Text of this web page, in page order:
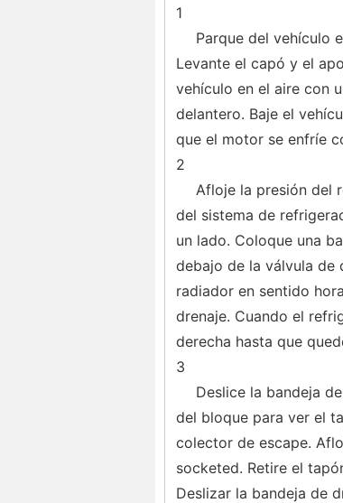
1
Parque del vehículo
Levante el capó y el
vehículo en el aire con
delantero. Baje el
que el motor se enfríe
2
Afloje la presión del
del sistema de
un lado. Coloque una
debajo de la válvula de
radiador en sentido
drenaje. Cuando el
derecha hasta que
3
Deslice la bandeja
del bloque para ver el
colector de escape.
socketed. Retire el
Deslizar la bandeja de